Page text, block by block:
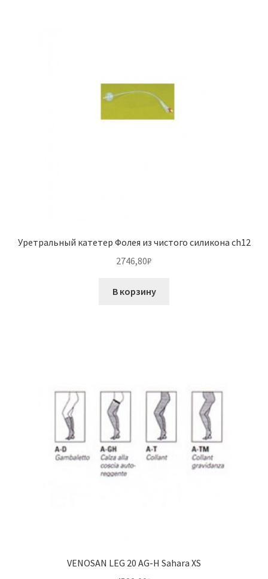
Уретральный катетер Фолея из чистого силикона ch12
2746,80₽
В корзину
VENOSAN LEG 20 AG-H Sahara XS